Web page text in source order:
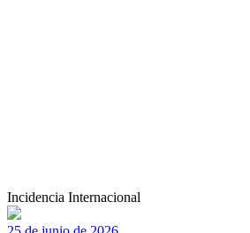
Incidencia Internacional